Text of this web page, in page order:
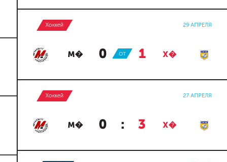
Хоккей 29 АПРЕЛЯ
М� 0 : 1 Х�
ОТ
Хоккей 27 АПРЕЛЯ
М� 0 : 3 Х�